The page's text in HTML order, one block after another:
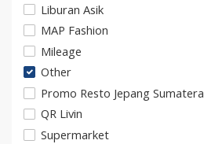
Liburan Asik
MAP Fashion
Mileage
Other
Promo Resto Jepang Sumatera
QR Livin
Supermarket